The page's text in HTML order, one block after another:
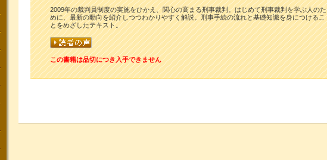
2009年の裁判員制度の実施をひかえ、関心の高まる刑事裁判。はじめて刑事裁判を学ぶ人のた
めに、最新の動向を紹介しつつわかりやすく解説。刑事手続の流れと基礎知識を身につけるこ
とをめざしたテキスト。
この書籍は品切につき入手できません